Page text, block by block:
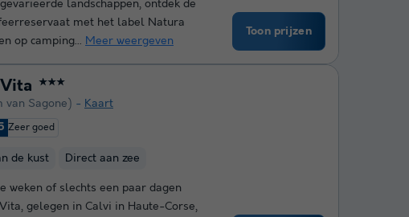
landschappen, ontdek de
met het label Natura
op camping... Meer weergeven
Toon prijzen
★★★
van Sagone) Kaart
Zeer goed
de kust Direct aan zee
weken of slechts een paar dagen
gelegen in Calvi in Haute-Corse,